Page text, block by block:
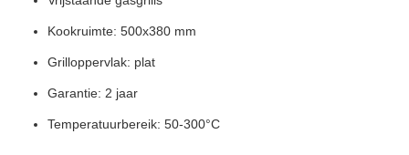
Kookruimte: 500x380 mm
Grilloppervlak: plat
Garantie: 2 jaar
Temperatuurbereik: 50-300°C